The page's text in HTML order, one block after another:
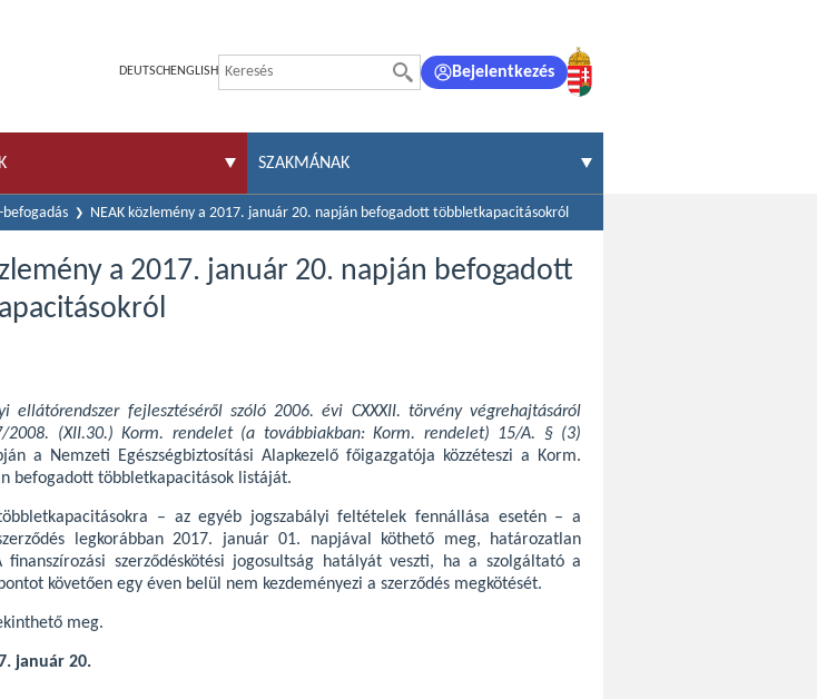
DEUTSCH ENGLISH Bejelentkezés
SZAKMÁNAK
NEAK közlemény a 2017. január 20. napján befogadott többletkapacitásokról
a 2017. január 20. napján befogadott
ellátórendszer fejlesztéséről szóló 2006. évi CXXXII. törvény végrehajtásáról
2008. (XII.30.) Korm. rendelet (a továbbiakban: Korm. rendelet) 15/A. § (3)
a Nemzeti Egészségbiztosítási Alapkezelő főigazgatója közzéteszi a Korm.
befogadott többletkapacitások listáját.
– az egyéb jogszabályi feltételek fennállása esetén – a
legkorábban 2017. január 01. napjával köthető meg, határozatlan
szerződéskötési jogosultság hatályát veszti, ha a szolgáltató a
követően egy éven belül nem kezdeményezi a szerződés megkötését.
meg.
január 20.